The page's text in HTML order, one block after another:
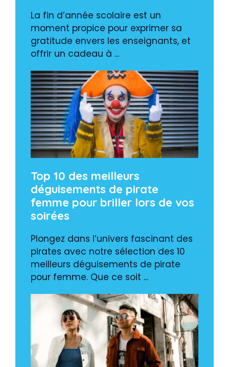
La fin d’année scolaire est un
moment propice pour exprimer sa
gratitude envers les enseignants, et
offrir un cadeau à ...
Top 10 des meilleurs
déguisements de pirate
femme pour briller lors de vos
soirées
Plongez dans l’univers fascinant des
pirates avec notre sélection des 10
meilleurs déguisements de pirate
pour femme. Que ce soit ...